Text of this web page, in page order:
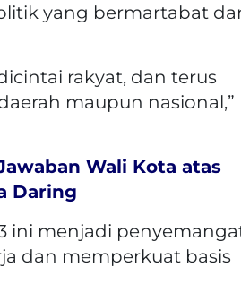
yang bermartabat
rakyat, dan terus
maupun nasional,”
Wali Kota atas
Daring
ini menjadi
dan memperkuat basis